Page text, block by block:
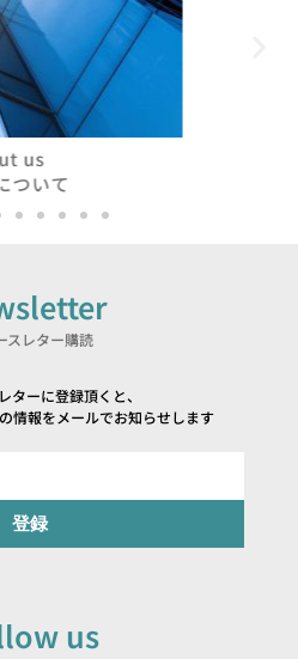
Team
チーム
スレター購読
ターに登録頂くと、
情報をメールでお知らせします
登録
us